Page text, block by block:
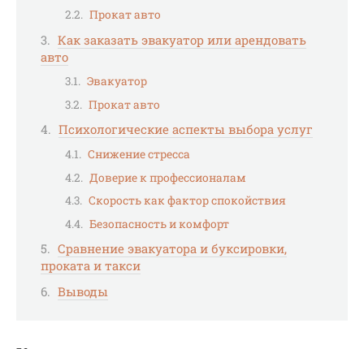
Прокат авто
Как заказать эвакуатор или арендовать
авто
Эвакуатор
Прокат авто
Психологические аспекты выбора услуг
Снижение стресса
Доверие к профессионалам
Скорость как фактор спокойствия
Безопасность и комфорт
Сравнение эвакуатора и буксировки,
проката и такси
Выводы